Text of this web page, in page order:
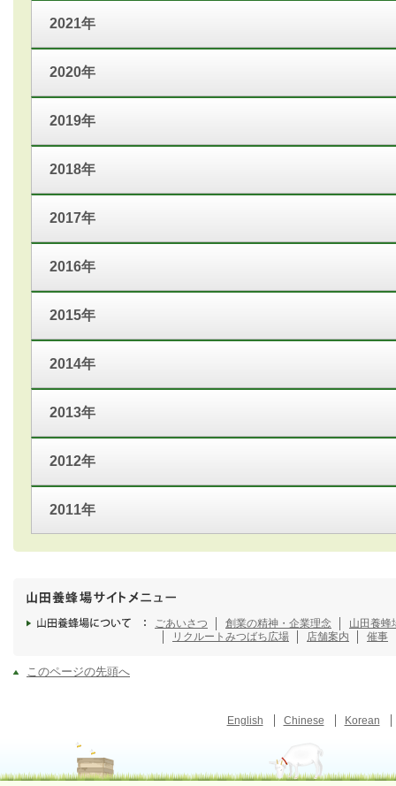
2021年
2020年
2019年
2018年
2017年
2016年
2015年
2014年
2013年
2012年
2011年
ごあいさつ 創業の精神・企業理念
山田養蜂
リクルート みつばち広場 店舗案内 催事
このページの先頭へ
English Chinese Korean